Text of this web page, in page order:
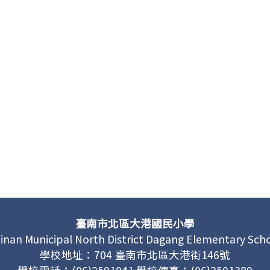
臺南市北區大港國民小學
Municipal North District Dagang Elementary
學校地址：704 臺南市北區大港街146號